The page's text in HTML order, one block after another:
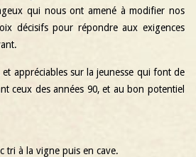
qui nous ont amené à modifier nos
décisifs pour répondre aux exigences
appréciables sur la jeunesse qui font de
ceux des années 90, et au bon potentiel
tri à la vigne puis en cave.